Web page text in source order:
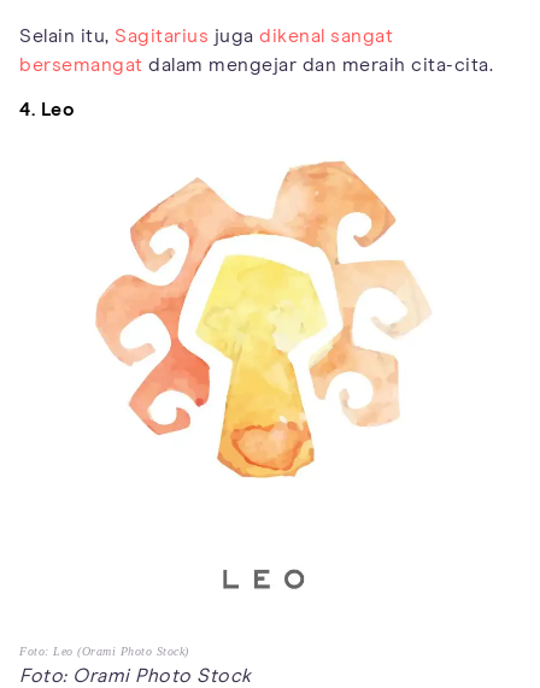
Selain itu, Sagitarius juga dikenal sangat
bersemangat dalam mengejar dan meraih cita-cita.
4. Leo
Foto: Leo (Orami Photo Stock)
Foto: Orami Photo Stock